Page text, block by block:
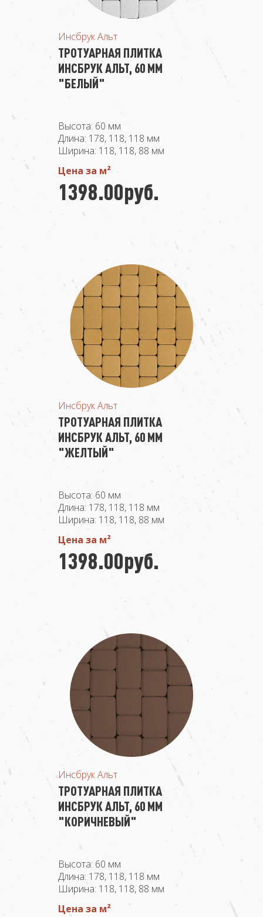
Инсбрук Альт
ТРОТУАРНАЯ ПЛИТКА
ИНСБРУК АЛЬТ, 60 ММ
"БЕЛЫЙ"
Высота: 60 мм
Длина: 178, 118, 118 мм
Ширина: 118, 118, 88 мм
Цена за м²
1398.00руб.
Инсбрук Альт
ТРОТУАРНАЯ ПЛИТКА
ИНСБРУК АЛЬТ, 60 ММ
"ЖЕЛТЫЙ"
Высота: 60 мм
Длина: 178, 118, 118 мм
Ширина: 118, 118, 88 мм
Цена за м²
1398.00руб.
Инсбрук Альт
ТРОТУАРНАЯ ПЛИТКА
ИНСБРУК АЛЬТ, 60 ММ
"КОРИЧНЕВЫЙ"
Высота: 60 мм
Длина: 178, 118, 118 мм
Ширина: 118, 118, 88 мм
Цена за м²